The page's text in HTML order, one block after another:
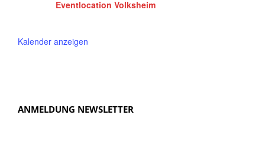
Eventlocation Volksheim
Kalender anzeigen
ANMELDUNG NEWSLETTER